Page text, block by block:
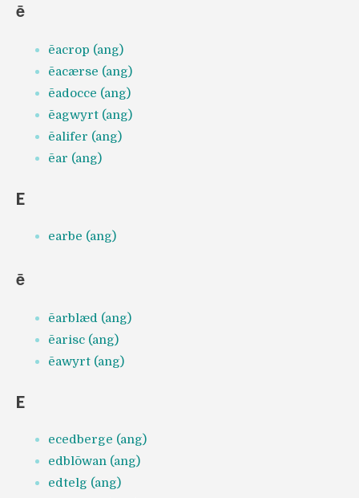
ē
ēacrop (ang)
ēacærse (ang)
ēadocce (ang)
ēagwyrt (ang)
ēalifer (ang)
ēar (ang)
E
earbe (ang)
ē
ēarblæd (ang)
ēarisc (ang)
ēawyrt (ang)
E
ecedberge (ang)
edblōwan (ang)
edtelg (ang)